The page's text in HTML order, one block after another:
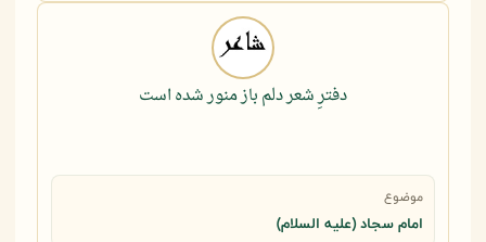
دفترِ شعر دلم باز منور شده است
موضوع
امام سجاد (علیه السلام)